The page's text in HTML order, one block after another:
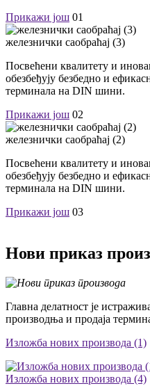
Прикажи још 01
железнички саобраћај (3)
Посвећени квалитету и
обезбеђују безбедно и
терминала на DIN шини.
Прикажи још 02
железнички саобраћај (2)
Посвећени квалитету и
обезбеђују безбедно и
терминала на DIN шини.
Прикажи још 03
Нови приказ
Главна делатност је
производња и продаја
Изложба нових производа (1)
Изложба нових производа (4)